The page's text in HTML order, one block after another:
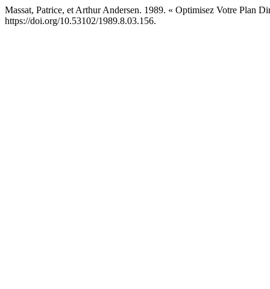
Massat, Patrice, et Arthur Andersen. 1989. « Optimisez Votre Plan
https://doi.org/10.53102/1989.8.03.156.